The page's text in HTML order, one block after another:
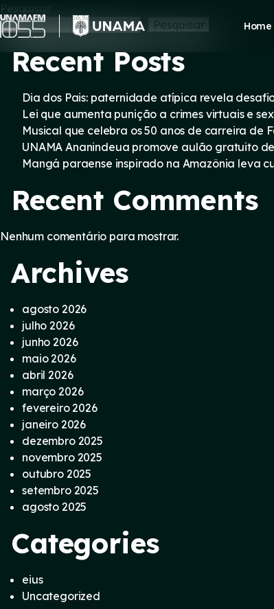
Skip
to
content
Home
Pesquisar
Pesquisar
Recent Posts
Dia dos Pais: paternidade atípica revela
Lei que aumenta punição a crimes virtuais e
Musical que celebra os 50 anos de carreira
UNAMA Ananindeua promove aulão gratuito
Mangá paraense inspirado na Amazônia leva
Recent Comments
Nenhum comentário para mostrar.
Archives
agosto 2026
julho 2026
junho 2026
maio 2026
abril 2026
março 2026
fevereiro 2026
janeiro 2026
dezembro 2025
novembro 2025
outubro 2025
setembro 2025
agosto 2025
Categories
eius
Uncategorized